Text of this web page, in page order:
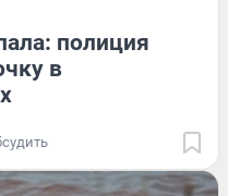
полиция
в